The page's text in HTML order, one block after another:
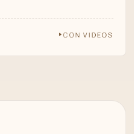
CON VIDEOS